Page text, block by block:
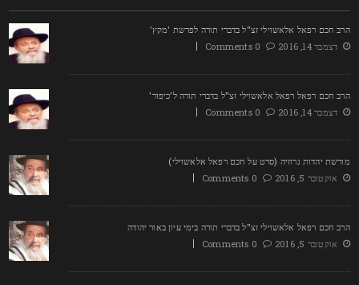
חכם רפאל אלאשוילי זצ"ל בדברי תורה לפרשת 'מקץ'
דצמבר 14, 2016
0 Comments
חכם רפאל רפאל אלאשוילי זצ"ל בדברי תורה ל'כיפור'
דצמבר 14, 2016
0 Comments
יהדות גרוזיה (סרט על חכם רפאל אלאשוילי)
אוקטובר 5, 2016
0 Comments
חכם רפאל אלאשוילי זצ"ל בדברי תורה בימי עיון באור יהודה
אוקטובר 5, 2016
0 Comments